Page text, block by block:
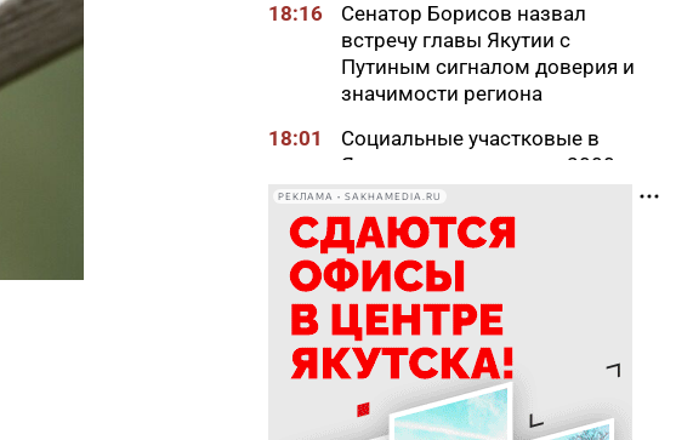
18:16
Сенатор Борисов назвал
встречу главы Якутии с
Путиным сигналом доверия и
значимости региона
18:01
Социальные участковые в
Якутии приняли около 2000
обращений
17:56
Жительница Жатая похитила
33 цветка с клумбы в центре
Якутска
17:51
«Здесь нет типовых задач»:
начальник стройплощадки
«Полюс Строя» Евгений
Самсонов о работе в суровом
РЕКЛАМА • SAKHAMEDIA.RU